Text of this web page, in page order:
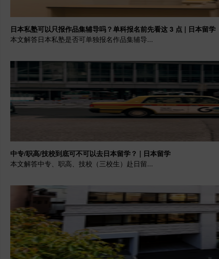
日本私塾可以只报作品集辅导吗？单科报名前先看这 3 点 | 日本留学
本文解答日本私塾是否可单独报名作品集辅导...
中专/职高/技校到底可不可以去日本留学？ | 日本留学
本文解答中专、职高、技校（三校生）赴日留...